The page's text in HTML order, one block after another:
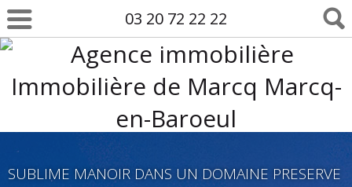
03 20 72 22 22
SUBLIME MANOIR DANS UN DOMAINE PRESERVE